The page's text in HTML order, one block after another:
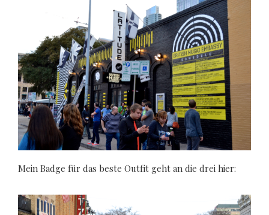
Mein Badge für das beste Outfit geht an die drei hier: